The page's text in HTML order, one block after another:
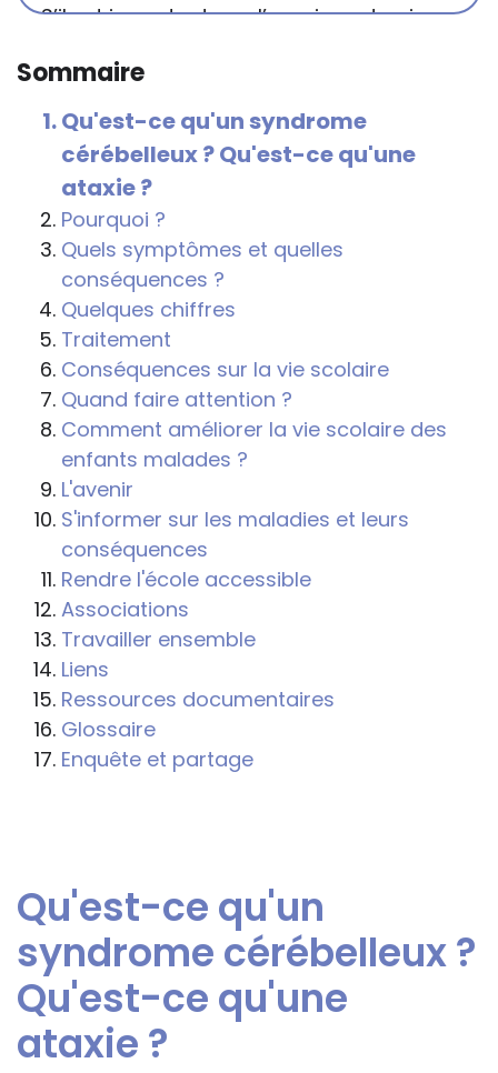
Qu'est-ce qu'un
syndrome cérébelleux ?
Qu'est-ce qu'une
ataxie ?
S’il est important que l’enseignant puisse
conséquences de la maladie ou du
handicap sur les apprentissages, cela ne
passe pas forcément pas l’exposé du
diagnostic en tant que tel.
Cette information doit être adaptée par
chacun, dans le respect de l’individu en
particulier, enfant et adulte, et prendre en
compte la variabilité d’une même
maladie ou handicap selon chaque
enfant.
La consultation d’informations sur un site
web n’exonère personne de ses
responsabilités professionnelles, civiles
et pénales. Les personnes qui
s'inspireront des éléments publiés sur le
site « Tous à l'école » dans leur action
professionnelle le feront sous leur seule
responsabilité, car ils disposent de tous
les paramètres spécifiques d’une
situation particulière pour prendre leurs
décisions, ce qui ne peut être le cas des
rédacteurs des fiches, qui sont
évidemment dans l’impossibilité de les
Sommaire
Qu'est-ce qu'un syndrome
cérébelleux ? Qu'est-ce qu'une
ataxie ?
Pourquoi ?
Quels symptômes et quelles
conséquences ?
Quelques chiffres
Traitement
Conséquences sur la vie scolaire
Quand faire attention ?
Comment améliorer la vie scolaire des
enfants malades ?
L'avenir
S'informer sur les maladies et leurs
conséquences
Rendre l'école accessible
Associations
Travailler ensemble
Liens
Ressources documentaires
Glossaire
Enquête et partage